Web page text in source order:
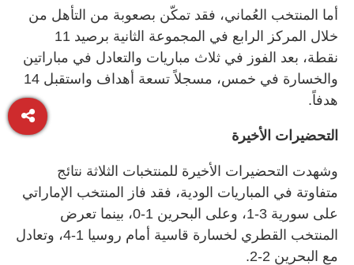
أما المنتخب العُماني، فقد تمكّن بصعوبة من التأهل من
خلال المركز الرابع في المجموعة الثانية برصيد 11
نقطة، بعد الفوز في ثلاث مباريات والتعادل في مباراتين
والخسارة في خمس، مسجلاً تسعة أهداف واستقبل 14
هدفاً.
التحضيرات الأخيرة
وشهدت التحضيرات الأخيرة للمنتخبات الثلاثة نتائج
متفاوتة في المباريات الودية، فقد فاز المنتخب الإماراتي
على سورية 3-1، وعلى البحرين 1-0، بينما تعرض
المنتخب القطري لخسارة قاسية أمام روسيا 1-4، وتعادل
مع البحرين 2-2.